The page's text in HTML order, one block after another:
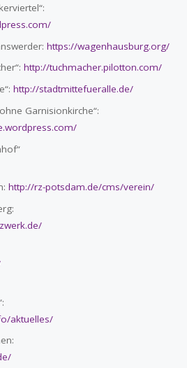
https://wagenhausburg.org/
http://tuchmacher.pilotton.com/
http://stadtmittefueralle.de/
Garnisionkirche“:
http://rz-potsdam.de/cms/verein/
aktuelles/